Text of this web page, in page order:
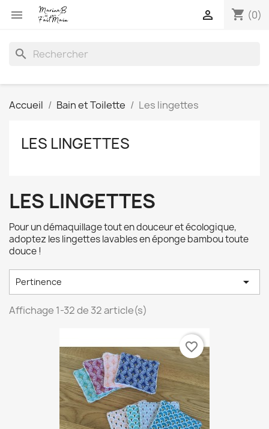
 shopping_cart (0)

search
Accueil Bain et Toilette Les lingettes
LES LINGETTES
LES LINGETTES
Pour un démaquillage tout en douceur et écologique,
adoptez les lingettes lavables en éponge bambou toute
douce !
Pertinence 
Affichage 1-32 de 32 article(s)
favorite_border